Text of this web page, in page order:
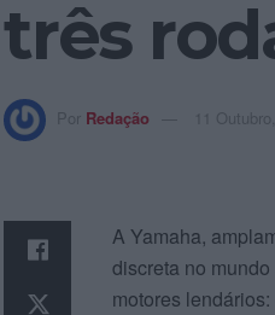
três
Por Redação 11
A Yamaha,
discreta no
motores